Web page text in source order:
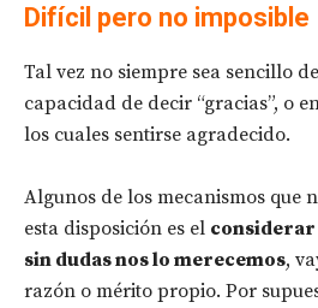
Difícil pero no imposible
Tal vez no siempre sea sencillo
capacidad de decir “gracias”, o
los cuales sentirse agradecido.
Algunos de los mecanismos que
esta disposición es el considerar
sin dudas nos lo merecemos,
razón o mérito propio. Por